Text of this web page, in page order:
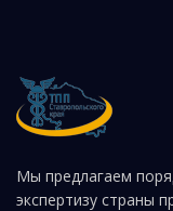
Мы предлагаем
экспертизу страны